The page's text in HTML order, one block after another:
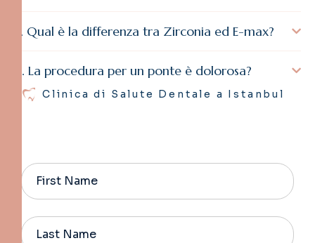
Qual è la differenza tra Zirconia ed E-max?
La procedura per un ponte è dolorosa?
Clinica di Salute Dentale a Istanbul